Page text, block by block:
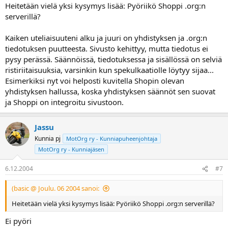
Heitetään vielä yksi kysymys lisää: Pyöriikö Shoppi .org:n
serverillä?
Kaiken uteliaisuuteni alku ja juuri on yhdistyksen ja .org:n
tiedotuksen puutteesta. Sivusto kehittyy, mutta tiedotus ei
pysy perässä. Säännöissä, tiedotuksessa ja sisällössä on selviä
ristiriitaisuuksia, varsinkin kun spekulkaatiolle löytyy sijaa...
Esimerkiksi nyt voi helposti kuvitella Shopin olevan
yhdistyksen hallussa, koska yhdistyksen säännöt sen suovat
ja Shoppi on integroitu sivustoon.
Jassu
Kunnia pj
MotOrg ry - Kunniapuheenjohtaja
MotOrg ry - Kunniajäsen
6.12.2004 #7
(basic @ Joulu. 06 2004 sanoi:
Heitetään vielä yksi kysymys lisää: Pyöriikö Shoppi .org:n serverillä?
Ei pyöri